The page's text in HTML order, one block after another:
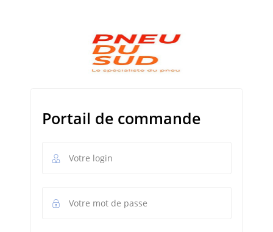
Portail de commande